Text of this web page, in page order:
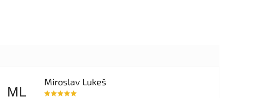
ML
Miroslav Lukeš